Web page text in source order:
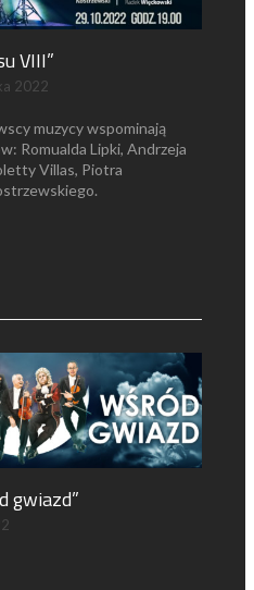
VIII”
2022
muzycy wspominają
Romualda Lipki, Andrzeja
Villas, Piotra
gwiazd”